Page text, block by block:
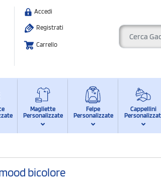
Accedi
Registrati
Carrello
Magliette
Personalizzate
Felpe
Personalizzate
Cappellini
bicolore